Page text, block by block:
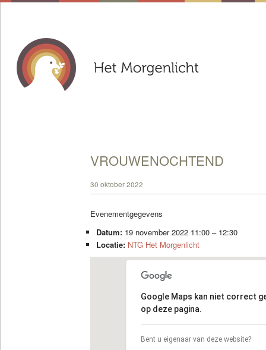
VROUWENOCHTEND
30 oktober 2022
Evenementgegevens
Datum: 19 november 2022 11:00– 12:30
Locatie: NTG Het Morgenlicht
Google Maps kan niet correct
op deze pagina.
Bent u eigenaar van deze website?